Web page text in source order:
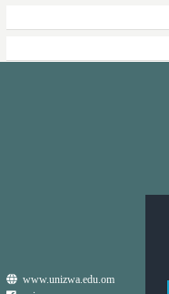
www.unizwa.edu.om